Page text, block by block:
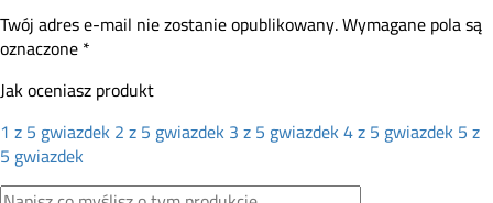
Twój adres e-mail nie zostanie opublikowany.Wymagane pola są
oznaczone*
Jak oceniasz produkt
1 z 5 gwiazdek2 z 5 gwiazdek3 z 5 gwiazdek4 z 5 gwiazdek5 z
5 gwiazdek